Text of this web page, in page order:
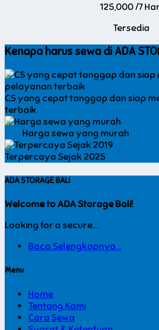
125,000 /7
Tersedia
Kenapa harus sewa di ADA
CS yang cepat tanggap dan siap
terbaik
Harga sewa yang murah
Terpercaya Sejak 2025
ADA STORAGE BALI
Welcome to ADA Storage Bali!
Looking for a secure....
Baca Selengkapnya...
Menu
Home
Tentang Kami
Cara Sewa